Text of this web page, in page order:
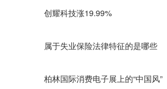
创耀科技涨19.99%
属于失业保险法律特征的是哪些
柏林国际消费电子展上的“中国风”